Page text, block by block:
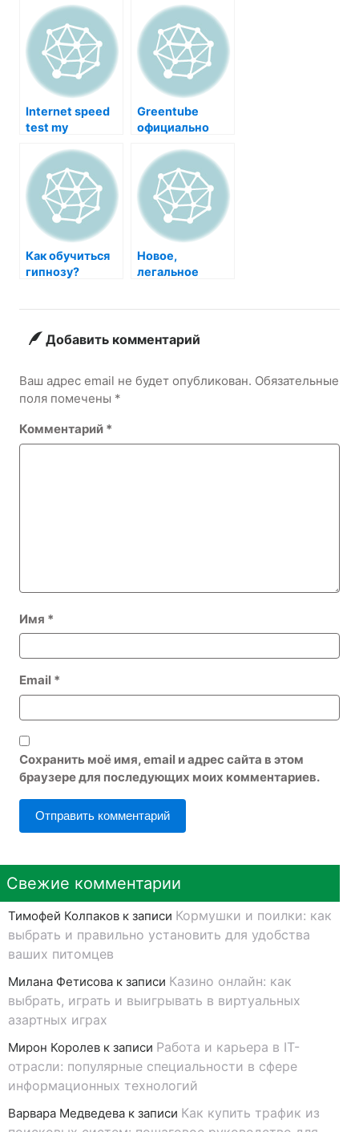
Internet speed
test my
Greentube
официально
новый
азартный
геймплей
Как обучиться
гипнозу?
Новое,
легальное
Добавить комментарий
Ваш адрес email не будет опубликован. Обязательные
поля помечены *
Комментарий *
Имя *
Email *
Сохранить моё имя, email и адрес сайта в этом
браузере для последующих моих комментариев.
Свежие комментарии
Тимофей Колпаков к записи Кормушки и поилки: как
выбрать и правильно установить для удобства
ваших питомцев
Милана Фетисова к записи Казино онлайн: как
выбрать, играть и выигрывать в виртуальных
азартных играх
Мирон Королев к записи Работа и карьера в IT-
отрасли: популярные специальности в сфере
информационных технологий
Варвара Медведева к записи Как купить трафик из